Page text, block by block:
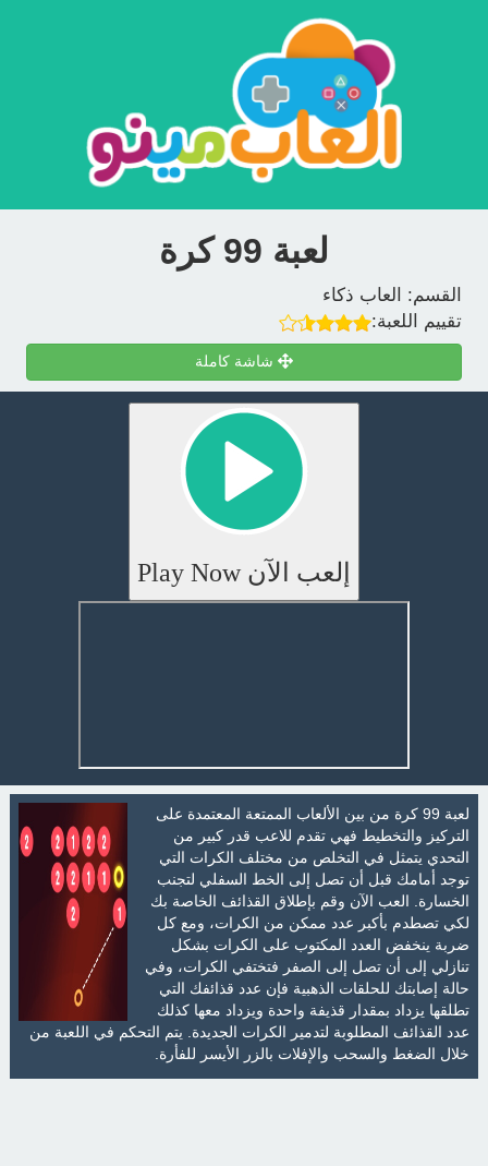
لعبة 99 كرة
القسم:
العاب ذكاء
تقييم اللعبة:
شاشة كاملة
إلعب الآن Play Now
لعبة 99 كرة من بين الألعاب الممتعة المعتمدة على
التركيز والتخطيط فهي تقدم للاعب قدر كبير من
التحدي يتمثل في التخلص من مختلف الكرات التي
توجد أمامك قبل أن تصل إلى الخط السفلي لتجنب
الخسارة. العب الآن وقم بإطلاق القذائف الخاصة بك
لكي تصطدم بأكبر عدد ممكن من الكرات، ومع كل
ضربة ينخفض العدد المكتوب على الكرات بشكل
تنازلي إلى أن تصل إلى الصفر فتختفي الكرات، وفي
حالة إصابتك للحلقات الذهبية فإن عدد قذائفك التي
تطلقها يزداد بمقدار قذيفة واحدة ويزداد معها كذلك
عدد القذائف المطلوبة لتدمير الكرات الجديدة. يتم التحكم في اللعبة من
خلال الضغط والسحب والإفلات بالزر الأيسر للفأرة.